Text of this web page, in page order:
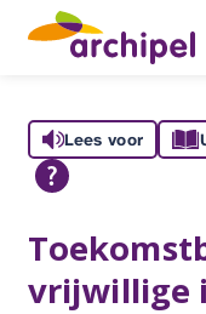
Lees voor
vrijwillige